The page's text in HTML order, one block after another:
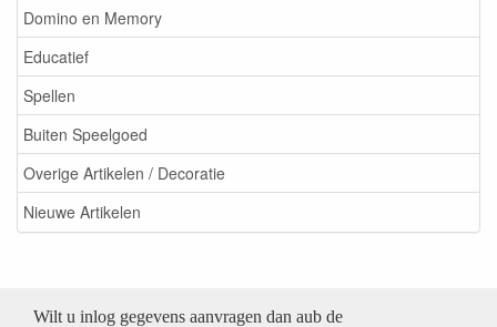
Domino en Memory
Educatief
Spellen
Buiten Speelgoed
Overige Artikelen / Decoratie
Nieuwe Artikelen
Wilt u inlog gegevens aanvragen dan aub de